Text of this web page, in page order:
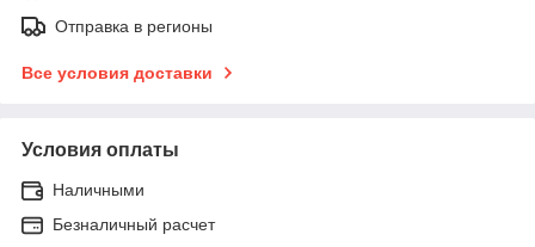
Отправка в регионы
Все условия доставки
Условия оплаты
Наличными
Безналичный расчет